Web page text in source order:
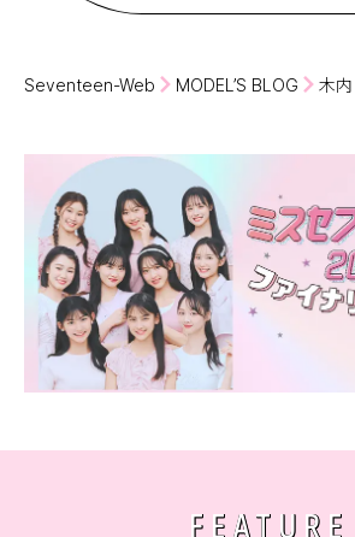
Seventeen-Web MODEL’S BLOG 木
FEATURE